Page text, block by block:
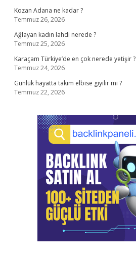
Kozan Adana ne kadar ?
Temmuz 26, 2026
Ağlayan kadın lahdi nerede ?
Temmuz 25, 2026
Karaçam Türkiye’de en çok nerede yetişir ?
Temmuz 24, 2026
Günlük hayatta takım elbise giyilir mi ?
Temmuz 22, 2026